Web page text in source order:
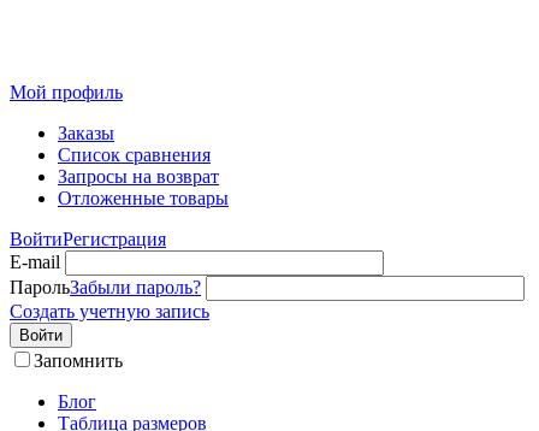
Мой профиль
Заказы
Список сравнения
Запросы на возврат
Отложенные товары
ВойтиРегистрация
E-mail
ПарольЗабыли пароль?
Создать учетную запись
Войти
Запомнить
Блог
Таблица размеров